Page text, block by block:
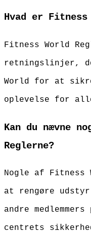
Hvad er Fitness
Fitness World
retningslinjer,
World for at
oplevelse for alle
Kan du nævne
Reglerne?
Nogle af Fitness
at rengøre
andre
centrets